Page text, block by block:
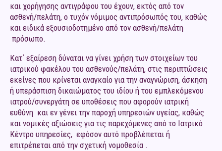
και χορήγησης αντιγράφου του έχουν, εκτός από τον
ασθενή/πελάτη, ο τυχόν νόμιμος αντιπρόσωπός του, καθώς
και ειδικά εξουσιοδοτημένο από τον ασθενή/πελάτη
πρόσωπο.
Κατ΄ εξαίρεση δύναται να γίνει χρήση των στοιχείων του
ιατρικού φακέλου του ασθενούς/πελάτη, στις περιπτώσεις
εκείνες που κρίνεται αναγκαίο για την αναγνώριση, άσκηση
ή υπεράσπιση δικαιώματος του ιδίου ή του εμπλεκόμενου
ιατρού/συνεργάτη σε υποθέσεις που αφορούν ιατρική
ευθύνη και εν γένει την παροχή υπηρεσιών υγείας, καθώς
και νομικές αξιώσεις για τις παρεχόμενες από το Ιατρικό
Κέντρο υπηρεσίες, εφόσον αυτό προβλέπεται ή
επιτρέπεται από την σχετική νομοθεσία .